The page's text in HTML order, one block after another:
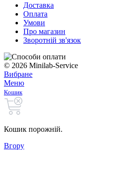
Доставка
Оплата
Умови
Про магазин
Зворотній зв'язок
© 2026 Minilab-Service
Вибране
Меню
Кошик
Кошик порожній.
Вгору